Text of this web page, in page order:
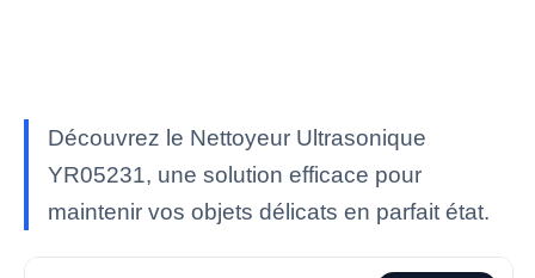
Découvrez le Nettoyeur Ultrasonique
YR05231, une solution efficace pour
maintenir vos objets délicats en parfait état.